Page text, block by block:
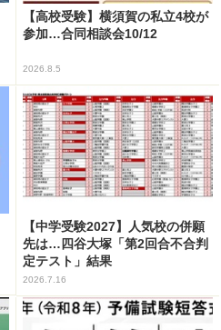
【高校受験】横須賀の私立4校が
参加…合同相談会10/12
2026.8.5
【中学受験2027】人気校の併願
先は…四谷大塚「第2回合不合判
定テスト」結果
2026.7.16